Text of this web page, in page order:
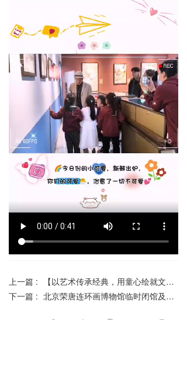
上一篇 :
【以艺术传承经典，用童心绘就文化之梦】——北京荣唐连环画博物馆“童心绘梦——杨永青精品连环画展”隆重开幕
下一篇 : 北京荣唐连环画博物馆临时闭馆及开放安排通知